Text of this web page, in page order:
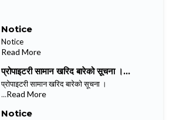
Notice
Notice
Read More
प्रोपाइटरी सामान खरिद बारेको सूचना ।...
प्रोपाइटरी सामान खरिद बारेको सूचना ।
...Read More
Notice